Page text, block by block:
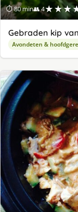
⏱ 80 min👥 4
Gebraden kip
Avondeten &